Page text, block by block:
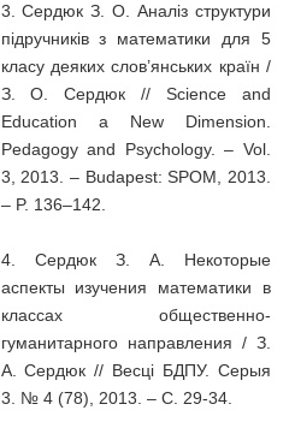
3. Сердюк З. О. Аналіз структури
підручників з математики для 5
класу деяких слов’янських країн /
З. О. Сердюк // Science and
Education a New Dimension.
Pedagogy and Psychology. – Vol.
3, 2013. – Budapest: SPOM, 2013.
– P. 136–142.
4. Сердюк З. А. Некоторые
аспекты изучения математики в
классах общественно-
гуманитарного направления / З.
А. Сердюк // Весці БДПУ. Серыя
3. № 4 (78), 2013. – С. 29-34.